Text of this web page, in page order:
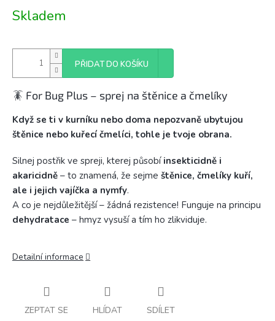
cena:
Skladem
PŘIDAT DO KOŠÍKU
🪳 For Bug Plus – sprej na štěnice a čmelíky
Když se ti v kurníku nebo doma nepozvaně ubytujou
štěnice nebo kuřecí čmelíci, tohle je tvoje obrana.
Silnej postřik ve spreji, kterej působí insekticidně i
akaricidně – to znamená, že sejme štěnice, čmelíky kuří,
ale i jejich vajíčka a nymfy.
A co je nejdůležitější – žádná rezistence! Funguje na principu
dehydratace – hmyz vysuší a tím ho zlikviduje.
Detailní informace
ZEPTAT SE HLÍDAT SDÍLET